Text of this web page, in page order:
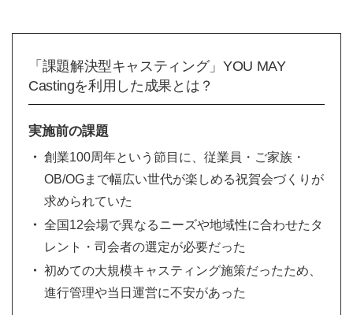
「課題解決型キャスティング」YOU MAY
Castingを利用した成果とは？
実施前の課題
創業100周年という節目に、従業員・ご家族・
OB/OGまで幅広い世代が楽しめる祝賀会づくりが
求められていた
全国12会場で異なるニーズや地域性に合わせたタ
レント・司会者の選定が必要だった
初めての大規模キャスティング施策だったため、
進行管理や当日運営に不安があった